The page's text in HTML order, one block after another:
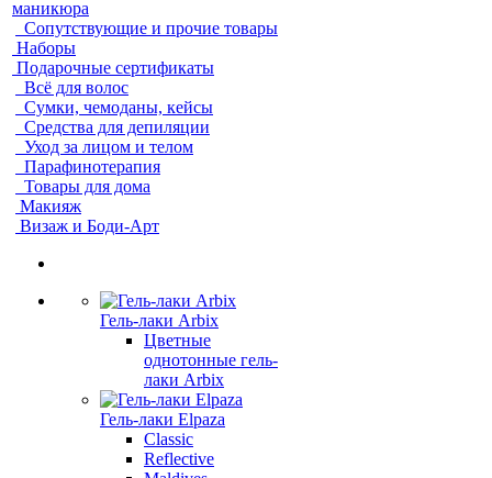
маникюра
Сопутствующие и прочие товары
Наборы
Подарочные сертификаты
Всё для волос
Сумки, чемоданы, кейсы
Средства для депиляции
Уход за лицом и телом
Парафинотерапия
Товары для дома
Макияж
Визаж и Боди-Арт
Гель-лаки Arbix
Цветные
однотонные гель-
лаки Arbix
Гель-лаки Elpaza
Classic
Reflective